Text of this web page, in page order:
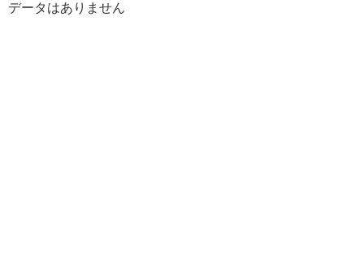
データはありません